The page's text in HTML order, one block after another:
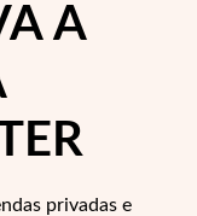
A
privadas e